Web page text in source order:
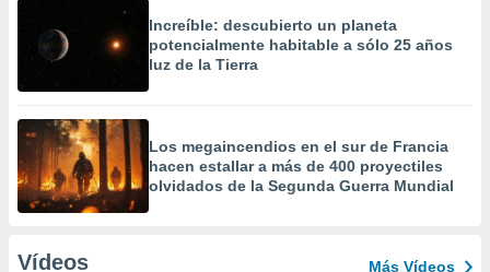
Increíble: descubierto un planeta
potencialmente habitable a sólo 25 años
luz de la Tierra
Los megaincendios en el sur de Francia
hacen estallar a más de 400 proyectiles
olvidados de la Segunda Guerra Mundial
Vídeos Más Vídeos